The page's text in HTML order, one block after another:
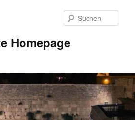
Homepage